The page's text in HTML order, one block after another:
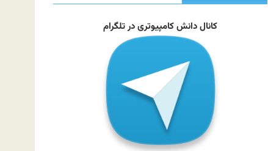
کانال دانش کامپیوتری در تلگرام